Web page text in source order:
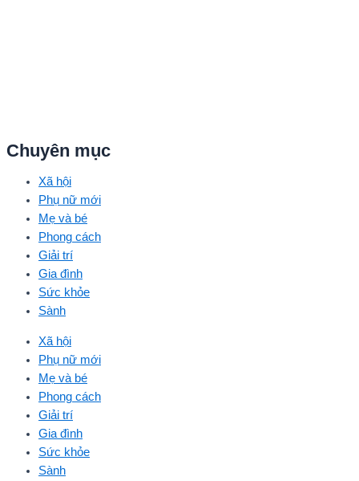
Chuyên mục
Xã hội
Phụ nữ mới
Mẹ và bé
Phong cách
Giải trí
Gia đình
Sức khỏe
Sành
Xã hội
Phụ nữ mới
Mẹ và bé
Phong cách
Giải trí
Gia đình
Sức khỏe
Sành